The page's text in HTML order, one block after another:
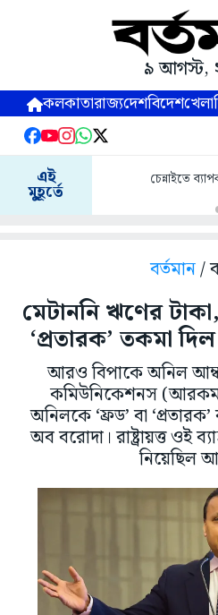
৯ আগস্ট,
কলকাতারাজ্যদেশবিদেশখেলা
এই
মুহূর্তে
চেন্নাইতে
বর্তমান/
মেটাননি ঋণের
‘প্রতারক’ তকমা
আরও বিপাকে অনিল
কমিউনিকেশনস (আরকম)
অনিলকে ‘ফ্রড’ বা
অব বরোদা। রাষ্ট্রায়ত্ত ওই
নিয়েছিল